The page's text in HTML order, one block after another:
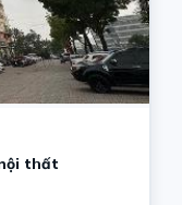
thất